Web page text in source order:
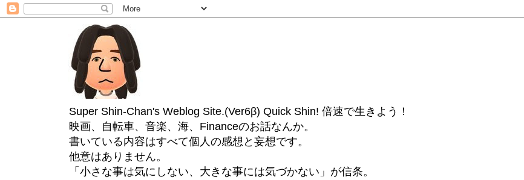
Super Shin-Chan's Weblog Site.(Ver6β) Quick Shin! 倍速で生きよう！
映画、自転車、音楽、海、Financeのお話なんか。
書いている内容はすべて個人の感想と妄想です。
他意はありません。
「小さな事は気にしない、大きな事には気づかない」が信条。